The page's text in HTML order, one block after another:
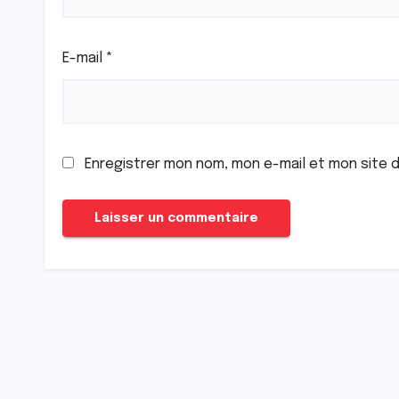
E-mail *
Enregistrer mon nom, mon e-mail et mon site